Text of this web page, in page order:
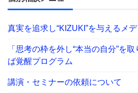
真実を追求し“KIZUKI”を与えるメ
「思考の枠を外し“本当の自分”を
ば覚醒プログラム
講演・セミナーの依頼について